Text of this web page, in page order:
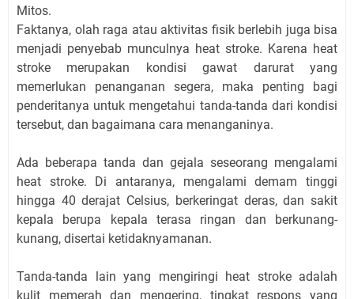
Mitos.
Faktanya, olah raga atau aktivitas fisik berlebih juga bisa
menjadi penyebab munculnya heat stroke. Karena heat
stroke merupakan kondisi gawat darurat yang
memerlukan penanganan segera, maka penting bagi
penderitanya untuk mengetahui tanda-tanda dari kondisi
tersebut, dan bagaimana cara menanganinya.
Ada beberapa tanda dan gejala seseorang mengalami
heat stroke. Di antaranya, mengalami demam tinggi
hingga 40 derajat Celsius, berkeringat deras, dan sakit
kepala berupa kepala terasa ringan dan berkunang-
kunang, disertai ketidaknyamanan.
Tanda-tanda lain yang mengiringi heat stroke adalah
kulit memerah dan mengering, tingkat respons yang